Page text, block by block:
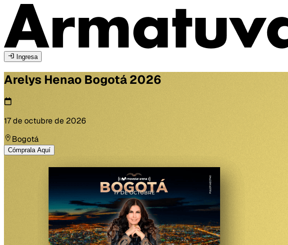
Ingresa
Arelys Henao Bogotá2026
17 de octubre de 2026
Bogotá
Cómprala Aquí